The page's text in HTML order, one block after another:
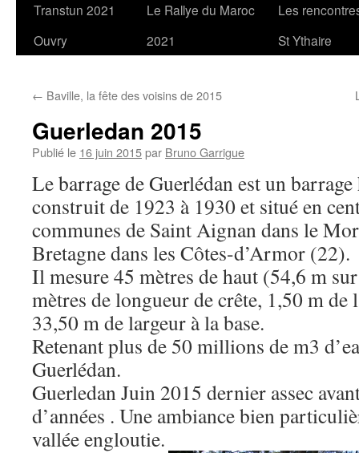
Transtun 2021
Ouvry
Le Rallye du Maroc
2021
Les
St Ythaire
← Baville, la fête des voisins de 2015
Guerledan 2015
Publié le 16 juin 2015par Bruno Garrigue
Le barrage de Guerlédan est un
construit de 1923 à 1930 et situé en
communes de Saint Aignan dans le
Bretagne dans les Côtes-d’Armor (22).
Il mesure 45 mètres de haut (54,6 m
mètres de longueur de crête, 1,50 m de
33,50 m de largeur à la base.
Retenant plus de 50 millions de m3
Guerlédan.
Guerledan Juin 2015 dernier assec
d’années . Une ambiance bien
vallée engloutie.